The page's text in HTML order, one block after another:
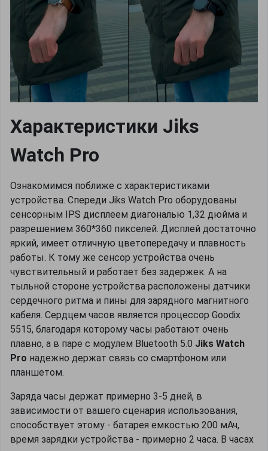
Характеристики Jiks
Watch Pro
Ознакомимся поближе с характеристиками
устройства. Спереди Jiks Watch Pro оборудованы
сенсорным IPS дисплеем диагональю 1,32 дюйма и
разрешением 360*360 пикселей. Дисплей достаточно
яркий, имеет отличную цветопередачу и плавность
работы. К тому же сенсор устройства очень
чувствительный и работает без задержек. А на
тыльной стороне устройства расположены датчики
сердечного ритма и пины для зарядного магнитного
кабеля. Сердцем часов является процессор Goodix
5515, благодаря которому часы работают очень
плавно, а в паре с модулем Bluetooth 5.0 Jiks Watch
Pro надежно держат связь со смартфоном или
планшетом.
Заряда часы держат примерно 3-5 дней, в
зависимости от вашего сценария использования,
способствует этому - батарея емкостью 200 мАч,
время зарядки устройства - примерно 2 часа. В часах